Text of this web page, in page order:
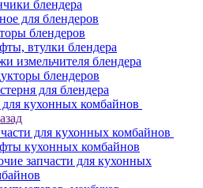
блендера
для блендеров
блендеров
втулки блендера
измельчителя блендера
блендеров
для блендера
для кухонных комбайнов
для кухонных комбайнов
кухонных комбайнов
запчасти для кухонных